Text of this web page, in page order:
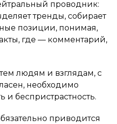
проводник:
тренды, собирает
позиции, понимая,
где — комментарий,
людям и взглядам, с
необходимо
и беспристрастность.
приводится